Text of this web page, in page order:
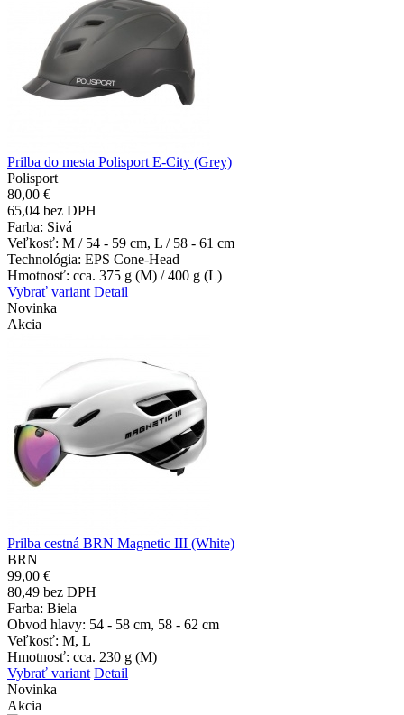
Prilba do mesta Polisport E-City (Grey)
Polisport
80,00 €
65,04 bez DPH
Farba: Sivá
Veľkosť: M / 54 - 59 cm, L / 58 - 61 cm
Technológia: EPS Cone-Head
Hmotnosť: cca. 375 g (M) / 400 g (L)
Vybrať variant Detail
Novinka
Akcia
Prilba cestná BRN Magnetic III (White)
BRN
99,00 €
80,49 bez DPH
Farba: Biela
Obvod hlavy: 54 - 58 cm, 58 - 62 cm
Veľkosť: M, L
Hmotnosť: cca. 230 g (M)
Vybrať variant Detail
Novinka
Akcia